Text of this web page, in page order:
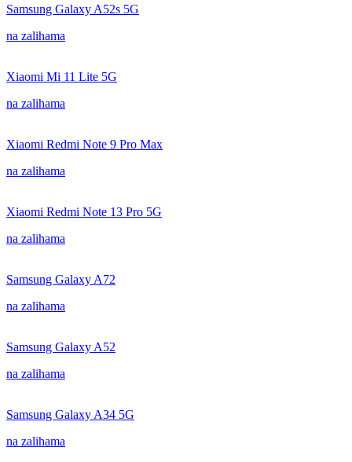
Samsung Galaxy A52s 5G
na zalihama
Xiaomi Mi 11 Lite 5G
na zalihama
Xiaomi Redmi Note 9 Pro Max
na zalihama
Xiaomi Redmi Note 13 Pro 5G
na zalihama
Samsung Galaxy A72
na zalihama
Samsung Galaxy A52
na zalihama
Samsung Galaxy A34 5G
na zalihama